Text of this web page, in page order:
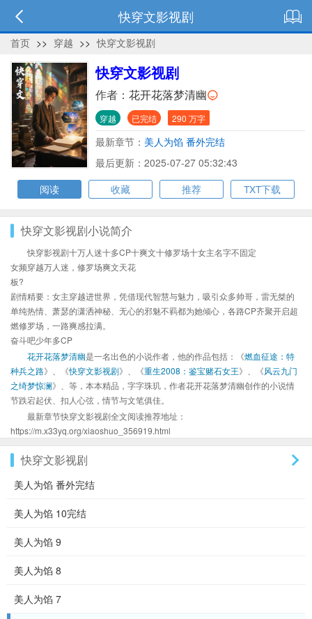
快穿文影视剧
首页 >> 穿越 >> 快穿文影视剧
快穿文影视剧
作者： 花开花落梦清幽
穿越 已完结 290 万字
最新章节： 美人为馅 番外完结
最后更新：2025-07-27 05:32:43
阅读
收藏 推荐 TXT下载
快穿文影视剧小说简介
快穿影视剧十万人迷十多CP十爽文十修罗场十女主名字不固定
女频穿越万人迷，修罗场爽文天花
板?
剧情精要：女主穿越进世界，凭借现代智慧与魅力，吸引众多帅哥，雷无桀的
单纯热情、萧瑟的潇洒神秘、无心的邪魅不羁都为她倾心，各路CP齐聚开启超
燃修罗场，一路爽感拉满。
奋斗吧少年多CP
花开花落梦清幽是一名出色的小说作者，他的作品包括：《燃血征途：特
种兵之路》、《快穿文影视剧》、《重生2008：鉴宝赌石女王》、《风云九门
之绮梦惊澜》、等，本本精品，字字珠玑，作者花开花落梦清幽创作的小说情
节跌宕起伏、扣人心弦，情节与文笔俱佳。
最新章节快穿文影视剧全文阅读推荐地址：
https://m.x33yq.org/xiaoshuo_356919.html
快穿文影视剧
美人为馅 番外完结
美人为馅 10完结
美人为馅 9
美人为馅 8
美人为馅 7